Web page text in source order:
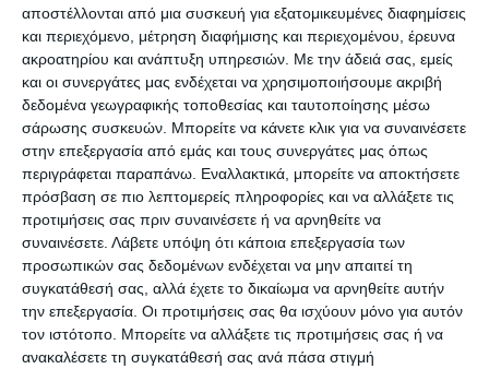
αποστέλλονται από μια συσκευή για εξατομικευμένες διαφημίσεις
και περιεχόμενο, μέτρηση διαφήμισης και περιεχομένου, έρευνα
ακροατηρίου και ανάπτυξη υπηρεσιών. Με την άδειά σας, εμείς
και οι συνεργάτες μας ενδέχεται να χρησιμοποιήσουμε ακριβή
δεδομένα γεωγραφικής τοποθεσίας και ταυτοποίησης μέσω
σάρωσης συσκευών. Μπορείτε να κάνετε κλικ για να συναινέσετε
στην επεξεργασία από εμάς και τους συνεργάτες μας όπως
περιγράφεται παραπάνω. Εναλλακτικά, μπορείτε να αποκτήσετε
πρόσβαση σε πιο λεπτομερείς πληροφορίες και να αλλάξετε τις
προτιμήσεις σας πριν συναινέσετε ή να αρνηθείτε να
συναινέσετε. Λάβετε υπόψη ότι κάποια επεξεργασία των
προσωπικών σας δεδομένων ενδέχεται να μην απαιτεί τη
συγκατάθεσή σας, αλλά έχετε το δικαίωμα να αρνηθείτε αυτήν
την επεξεργασία. Οι προτιμήσεις σας θα ισχύουν μόνο για αυτόν
τον ιστότοπο. Μπορείτε να αλλάξετε τις προτιμήσεις σας ή να
ανακαλέσετε τη συγκατάθεσή σας ανά πάσα στιγμή
οργάνου, έχει όμως δικαίωμα να θέσει
υποψηφιότητα για τη συμμετοχή του σε ένα
όργανο και επίσης για να εκλεγεί σύνεδρος.
Ο αριθμός των συνέδρων κατανέμεται ως εξής:
Εξωτερικό 38
ΠΕΡΙΦΕΡΕΙΑ ΑΤΤΙΚΗΣ 1.220
ΠΕΡΙΦΕΡΕΙΑ ΑΝΑΤΟΛΙΚΗΣ ΜΑΚΕΔΟΝΙΑΣ ΚΑΙ
ΘΡΑΚΗΣ 198